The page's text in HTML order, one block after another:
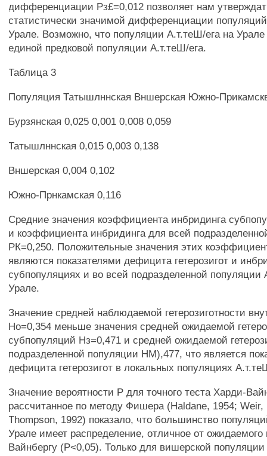
дифференциации Рз£=0,012 позволяет нам
статистически значимой дифференциации
Урале. Возможно, что популяции А.т.теШ/ега на
единой предковой популяции А.т.теШ/ега.
Таблица 3
Популяция Татышлннская Вншерская Южно-
Бурзянская 0,025 0,001 0,008 0,059
Татышлннская 0,015 0,003 0,138
Вншерская 0,004 0,102
Южно-Прнкамская 0,116
Средние значения коэффициента инбридинга
и коэффициента инбридинга для всей
РК=0,250. Положительные значения этих
являются показателями дефицита гетерозигот и
субпопуляциях и во всей подразделенной популяции
Урале.
Значение средней наблюдаемой гетерозиготности
Но=0,354 меньше значения средней ожидаемой
субпопуляций Нз=0,471 и средней ожидаемой
подразделенной популяции НМ),477, что является
дефицита гетерозигот в локальных популяциях
Значение вероятности Р для точного теста Харди-
рассчитанное по методу Фишера (Haldane, 1954; Weir,
Thompson, 1992) показало, что большинство
Урале имеет распределение, отличное от
Вайнбергу (Р<0,05). Только для вишерской популяции